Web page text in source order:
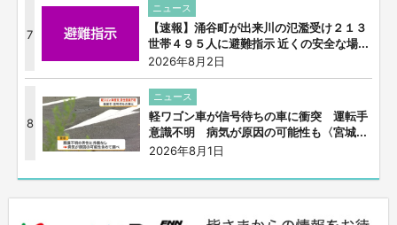
7
ニュース
【速報】涌谷町が出来川の氾濫受け２１３
世帯４９５人に避難指示 近くの安全な場...
2026年8月2日
8
ニュース
軽ワゴン車が信号待ちの車に衝突 運転手
意識不明 病気が原因の可能性も〈宮城...
2026年8月1日